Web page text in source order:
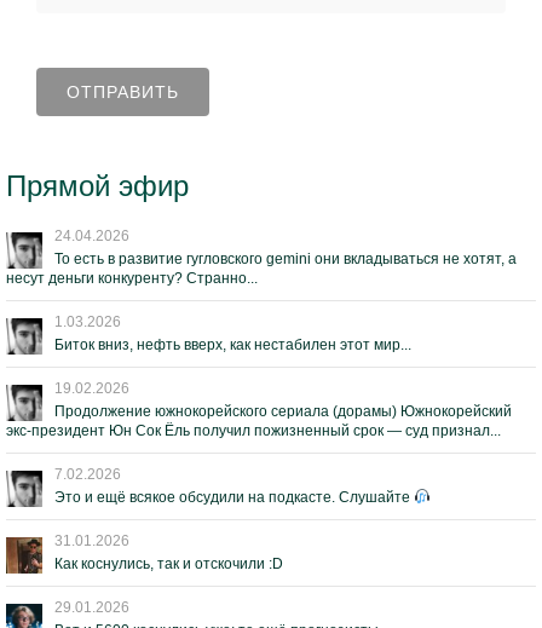
Прямой эфир
24.04.2026
То есть в развитие гугловского gemini они вкладываться не хотят, а
несут деньги конкуренту? Странно...
1.03.2026
Биток вниз, нефть вверх, как нестабилен этот мир...
19.02.2026
Продолжение южнокорейского сериала (дорамы) Южнокорейский
экс-президент Юн Сок Ёль получил пожизненный срок — суд признал...
7.02.2026
Это и ещё всякое обсудили на подкасте. Слушайте
31.01.2026
Как коснулись, так и отскочили :D
29.01.2026